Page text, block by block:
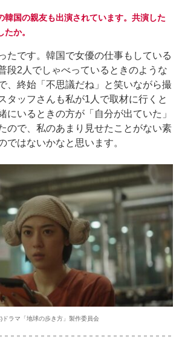
韓国の親友も出演されています。共演した
か。
たです。韓国で女優の仕事もしている
段2人でしゃべっているときのような
、終始「不思議だね」と笑いながら撮
タッフさんも私が1人で取材に行くと
にいるときの方が「自分が出ていた」
ので、私のあまり見せたことがない素
ではないかなと思います。
ドラマ「地球の歩き方」製作委員会